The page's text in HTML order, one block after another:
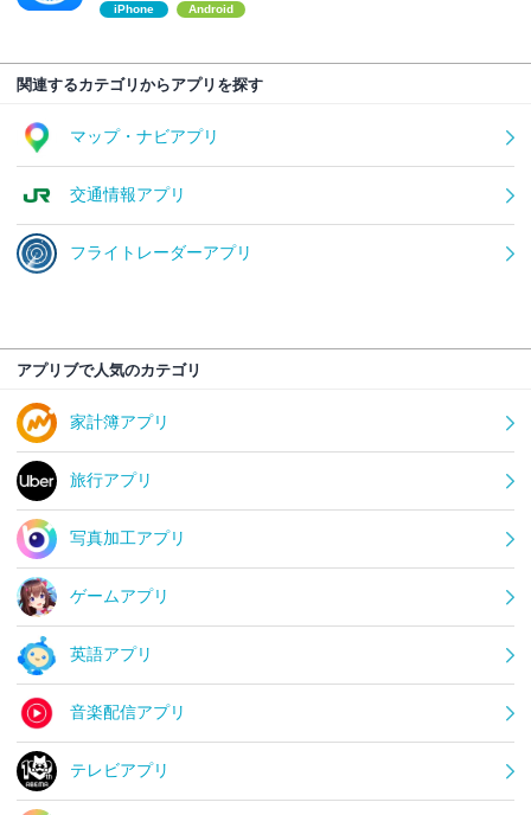
iPhone Android
関連するカテゴリからアプリを探す
マップ・ナビアプリ
交通情報アプリ
フライトレーダーアプリ
アプリブで人気のカテゴリ
家計簿アプリ
旅行アプリ
写真加工アプリ
ゲームアプリ
英語アプリ
音楽配信アプリ
テレビアプリ